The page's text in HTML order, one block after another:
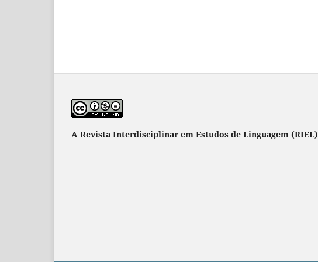
A Revista Interdisciplinar em Estudos de Linguagem (RIEL)